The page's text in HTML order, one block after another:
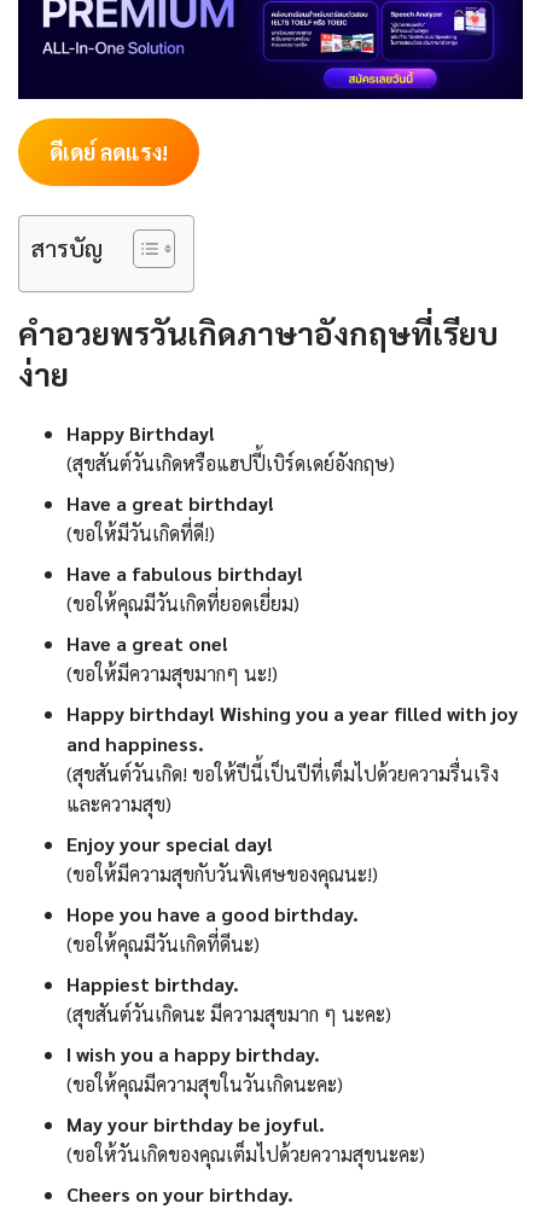
ดีเดย์ ลดแรง!
สารบัญ
คำอวยพรวันเกิดภาษาอังกฤษที่เรียบ
ง่าย
Happy Birthday!
(สุขสันต์วันเกิดหรือแฮปปี้เบิร์ดเดย์อังกฤษ)
Have a great birthday!
(ขอให้มีวันเกิดที่ดี!)
Have a fabulous birthday!
(ขอให้คุณมีวันเกิดที่ยอดเยี่ยม)
Have a great one!
(ขอให้มีความสุขมากๆ นะ!)
Happy birthday! Wishing you a year filled with joy
and happiness.
(สุขสันต์วันเกิด! ขอให้ปีนี้เป็นปีที่เต็มไปด้วยความรื่นเริง
และความสุข)
Enjoy your special day!
(ขอให้มีความสุขกับวันพิเศษของคุณนะ!)
Hope you have a good birthday.
(ขอให้คุณมีวันเกิดที่ดีนะ)
Happiest birthday.
(สุขสันต์วันเกิดนะ มีความสุขมาก ๆ นะคะ)
I wish you a happy birthday.
(ขอให้คุณมีความสุขในวันเกิดนะคะ)
May your birthday be joyful.
(ขอให้วันเกิดของคุณเต็มไปด้วยความสุขนะคะ)
Cheers on your birthday.